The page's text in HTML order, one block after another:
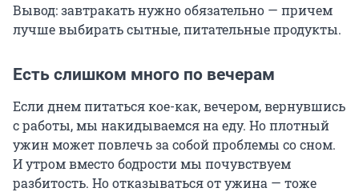
Вывод: завтракать нужно обязательно — причем
лучше выбирать сытные, питательные продукты.
Есть слишком много по вечерам
Если днем питаться кое-как, вечером, вернувшись
с работы, мы накидываемся на еду. Но плотный
ужин может повлечь за собой проблемы со сном.
И утром вместо бодрости мы почувствуем
разбитость. Но отказываться от ужина — тоже